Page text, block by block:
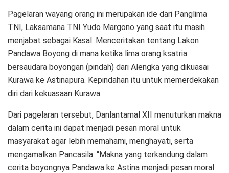
Pagelaran wayang orang ini merupakan ide dari Panglima
TNI, Laksamana TNI Yudo Margono yang saat itu masih
menjabat sebagai Kasal. Menceritakan tentang Lakon
Pandawa Boyong di mana ketika lima orang ksatria
bersaudara boyongan (pindah) dari Alengka yang dikuasai
Kurawa ke Astinapura. Kepindahan itu untuk memerdekakan
diri dari kekuasaan Kurawa.
Dari pagelaran tersebut, Danlantamal XII menuturkan makna
dalam cerita ini dapat menjadi pesan moral untuk
masyarakat agar lebih memahami, menghayati, serta
mengamalkan Pancasila. “Makna yang terkandung dalam
cerita boyongnya Pandawa ke Astina menjadi pesan moral